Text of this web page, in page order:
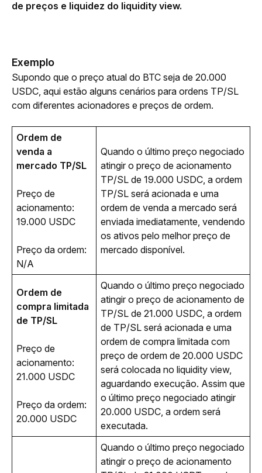
de preços e liquidez do liquidity view.
Exemplo
Supondo que o preço atual do BTC seja de 20.000
USDC, aqui estão alguns cenários para ordens TP/SL
com diferentes acionadores e preços de ordem.
Ordem de
venda a
mercado TP/SL
Preço de
acionamento:
19.000 USDC
Preço da ordem:
N/A
Quando o último preço negociado
atingir o preço de acionamento
TP/SL de 19.000 USDC, a ordem
TP/SL será acionada e uma
ordem de venda a mercado será
enviada imediatamente, vendendo
os ativos pelo melhor preço de
mercado disponível.
Ordem de
compra limitada
de TP/SL
Preço de
acionamento:
21.000 USDC
Preço da ordem:
20.000 USDC
Quando o último preço negociado
atingir o preço de acionamento de
TP/SL de 21.000 USDC, a ordem
de TP/SL será acionada e uma
ordem de compra limitada com
preço de ordem de 20.000 USDC
será colocada no liquidity view,
aguardando execução. Assim que
o último preço negociado atingir
20.000 USDC, a ordem será
executada.
Quando o último preço negociado
atingir o preço de acionamento